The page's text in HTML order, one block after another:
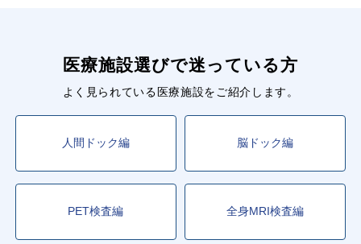
医療施設選びで迷っている方
よく見られている医療施設をご紹介します。
人間ドック編 脳ドック編
PET検査編 全身MRI検査編